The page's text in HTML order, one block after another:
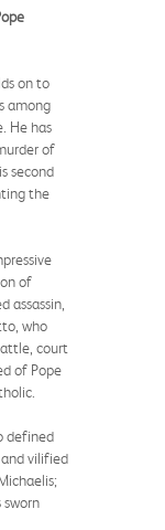
on to
among
He has
of
second
the
of
assassin,
who
court
of Pope
defined
vilified
sworn